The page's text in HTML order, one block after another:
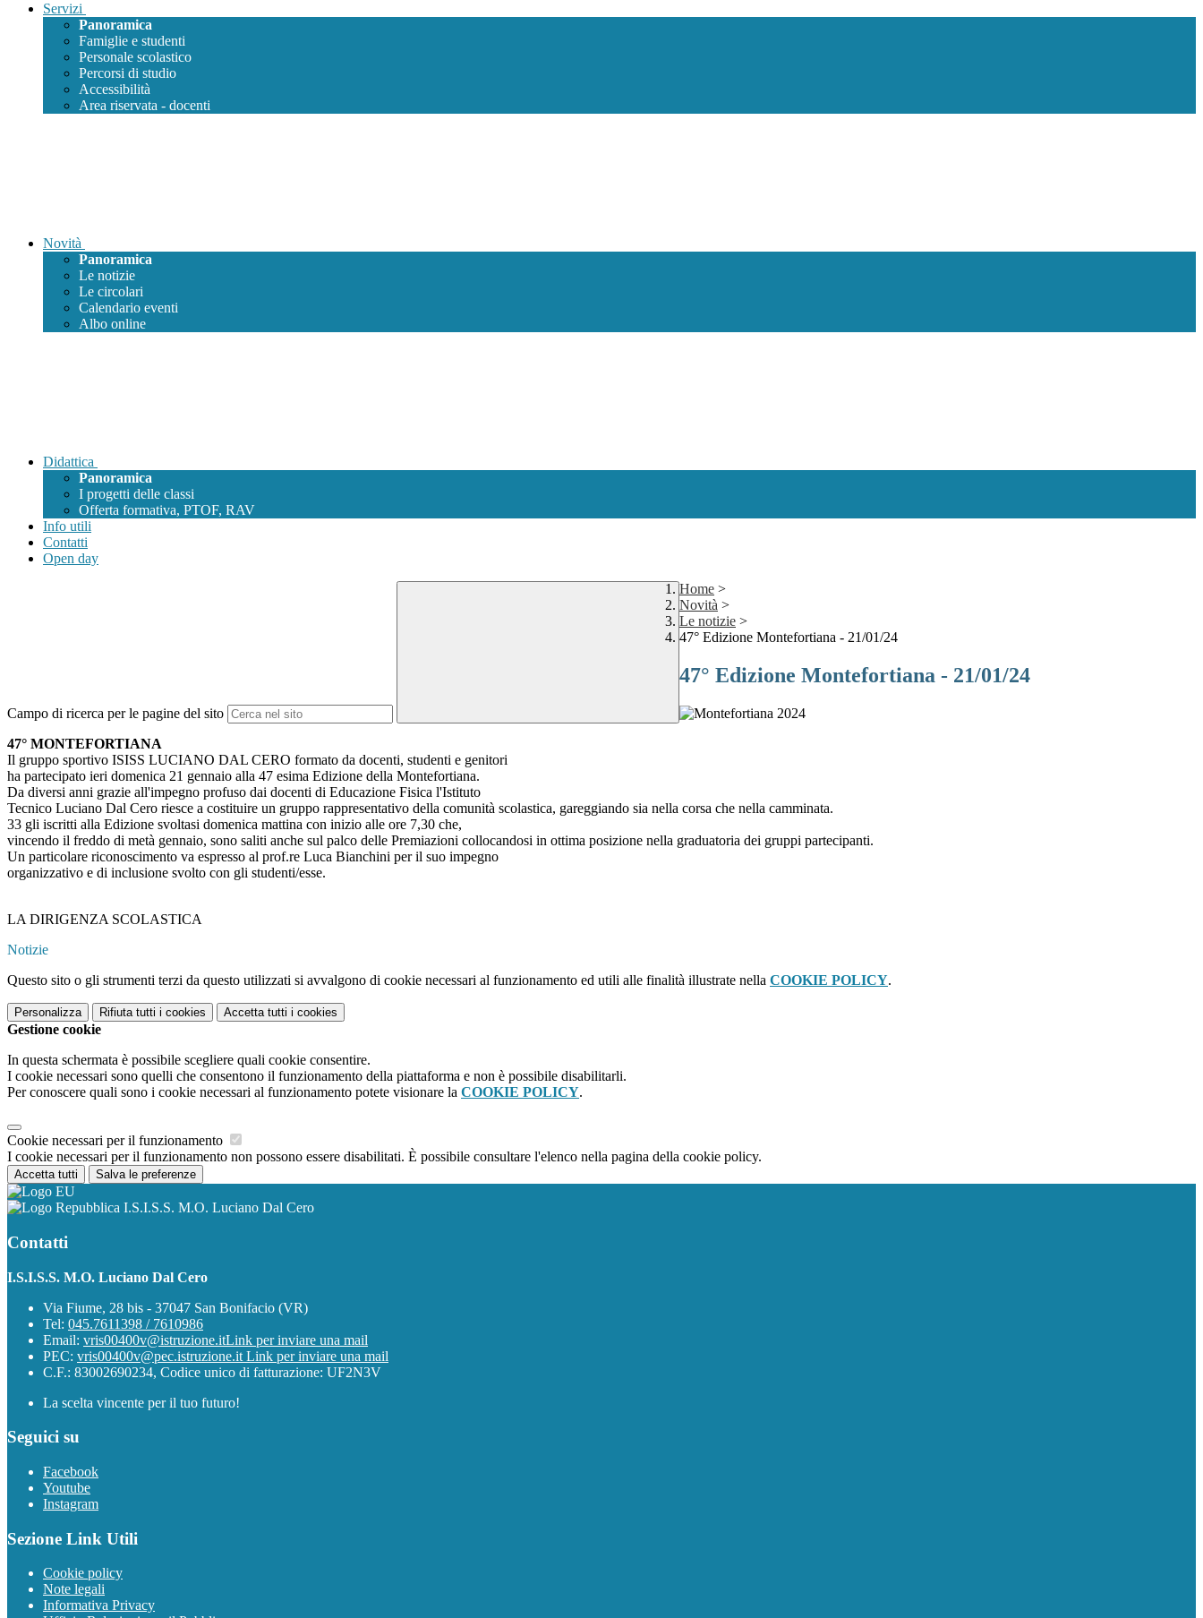
Servizi
Panoramica
Famiglie e studenti
Personale scolastico
Percorsi di studio
Accessibilità
Area riservata - docenti
Novità
Panoramica
Le notizie
Le circolari
Calendario eventi
Albo online
Didattica
Panoramica
I progetti delle classi
Offerta formativa, PTOF, RAV
Info utili
Contatti
Open day
Campo di ricerca per le pagine del sito
Home >
Novità >
Le notizie >
47° Edizione Montefortiana - 21/01/24
47° Edizione Montefortiana - 21/01/24
47° MONTEFORTIANA
Il gruppo sportivo ISISS LUCIANO DAL CERO formato da docenti, studenti e genitori
ha partecipato ieri domenica 21 gennaio alla 47 esima Edizione della Montefortiana.
Da diversi anni grazie all'impegno profuso dai docenti di Educazione Fisica l'Istituto
Tecnico Luciano Dal Cero riesce a costituire un gruppo rappresentativo della comunità scolastica, gareggiando sia nella corsa che nella camminata.
33 gli iscritti alla Edizione svoltasi domenica mattina con inizio alle ore 7,30 che,
vincendo il freddo di metà gennaio, sono saliti anche sul palco delle Premiazioni collocandosi in ottima posizione nella graduatoria dei gruppi partecipanti.
Un particolare riconoscimento va espresso al prof.re Luca Bianchini per il suo impegno
organizzativo e di inclusione svolto con gli studenti/esse.
LA DIRIGENZA SCOLASTICA
Notizie
Questo sito o gli strumenti terzi da questo utilizzati si avvalgono di cookie necessari al funzionamento ed utili alle finalità illustrate nella COOKIE POLICY.
Personalizza Rifiuta tutti i cookies Accetta tutti i cookies
Gestione cookie
In questa schermata è possibile scegliere quali cookie consentire.
I cookie necessari sono quelli che consentono il funzionamento della piattaforma e non è possibile disabilitarli.
Per conoscere quali sono i cookie necessari al funzionamento potete visionare la COOKIE POLICY.
Cookie necessari per il funzionamento
I cookie necessari per il funzionamento non possono essere disabilitati. È possibile consultare l'elenco nella pagina della cookie policy.
Accetta tutti Salva le preferenze
I.S.I.S.S. M.O. Luciano Dal Cero
Contatti
I.S.I.S.S. M.O. Luciano Dal Cero
Via Fiume, 28 bis - 37047 San Bonifacio (VR)
Tel: 045.7611398 / 7610986
Email: vris00400v@istruzione.itLink per inviare una mail
PEC: vris00400v@pec.istruzione.it Link per inviare una mail
C.F.: 83002690234, Codice unico di fatturazione: UF2N3V
La scelta vincente per il tuo futuro!
Seguici su
Facebook
Youtube
Instagram
Sezione Link Utili
Cookie policy
Note legali
Informativa Privacy